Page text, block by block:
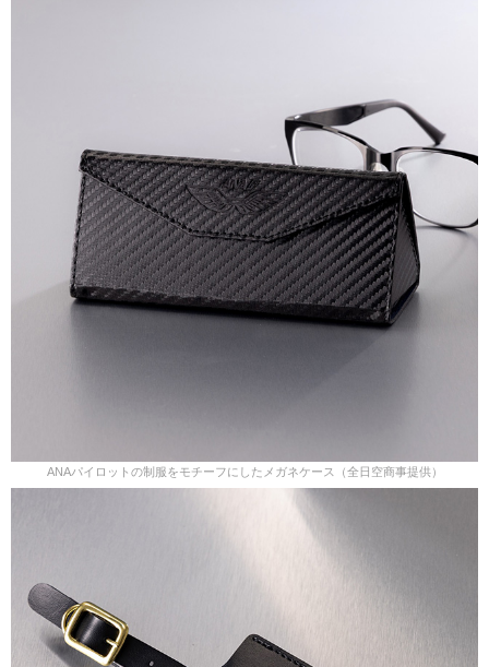
ANAパイロットの制服をモチーフにしたメガネケース（全日空商事提供）